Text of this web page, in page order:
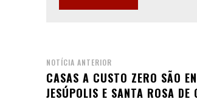
NOTÍCIA ANTERIOR
CASAS A CUSTO ZERO SÃO
JESÚPOLIS E SANTA ROSA DE